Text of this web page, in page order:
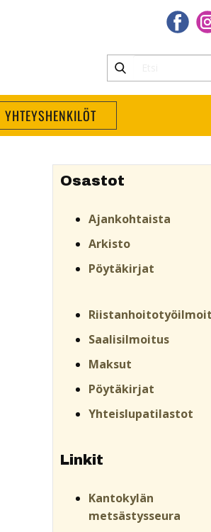
YHTEYSHENKILÖT
Osastot
Ajankohtaista
Arkisto
Pöytäkirjat
Saalisilmoitus
Maksut
Pöytäkirjat
Yhteislupatilastot
Linkit
Kantokylän
metsästysseura